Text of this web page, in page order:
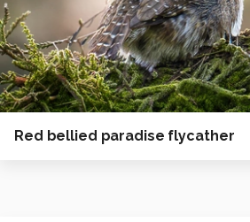
Red bellied paradise flycather